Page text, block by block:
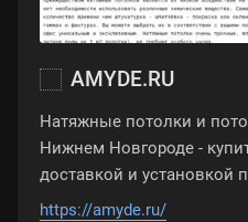
AMYDE.RU
Натяжные потолки и
Нижнем Новгороде -
доставкой и установкой
опыт. Без предоплаты.
https://amyde.ru/